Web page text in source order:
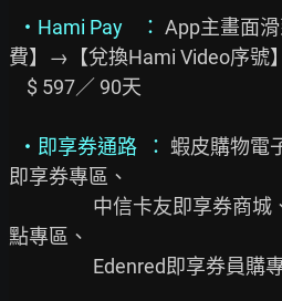
・Hami Pay    ： App主畫面
費】→【兌換Hami Video序號】
・即享券通路  ： 蝦皮購物電
即享券專區、
點專區、